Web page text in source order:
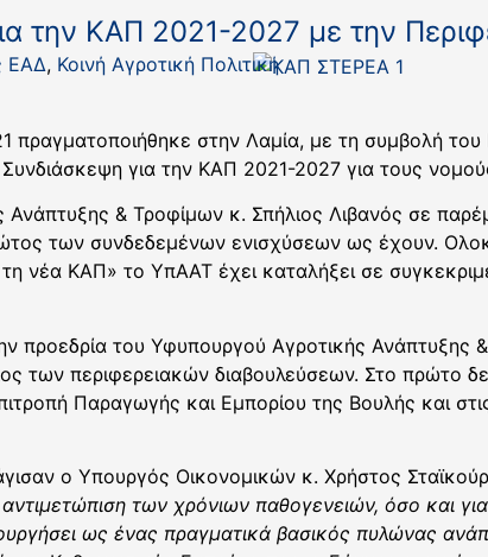
την ΚΑΠ 2021-2027 με την
ΕΑΔ, Κοινή Αγροτική Πολιτική
πραγματοποιήθηκε στην Λαμία, με τη συμβολή
για την ΚΑΠ 2021-2027 για τους
& Τροφίμων κ. Σπήλιος Λιβανός σε
των συνδεδεμένων ενισχύσεων ως έχουν.
τη νέα ΚΑΠ» το ΥπΑΑΤ έχει καταλήξει σε
προεδρία του Υφυπουργού Αγροτικής Ανάπτυξης
των περιφερειακών διαβουλεύσεων. Στο πρώτο
Παραγωγής και Εμπορίου της Βουλής και
ο Υπουργός Οικονομικών κ. Χρήστος
των χρόνιων παθογενειών, όσο και
ως ένας πραγματικά βασικός πυλώνας